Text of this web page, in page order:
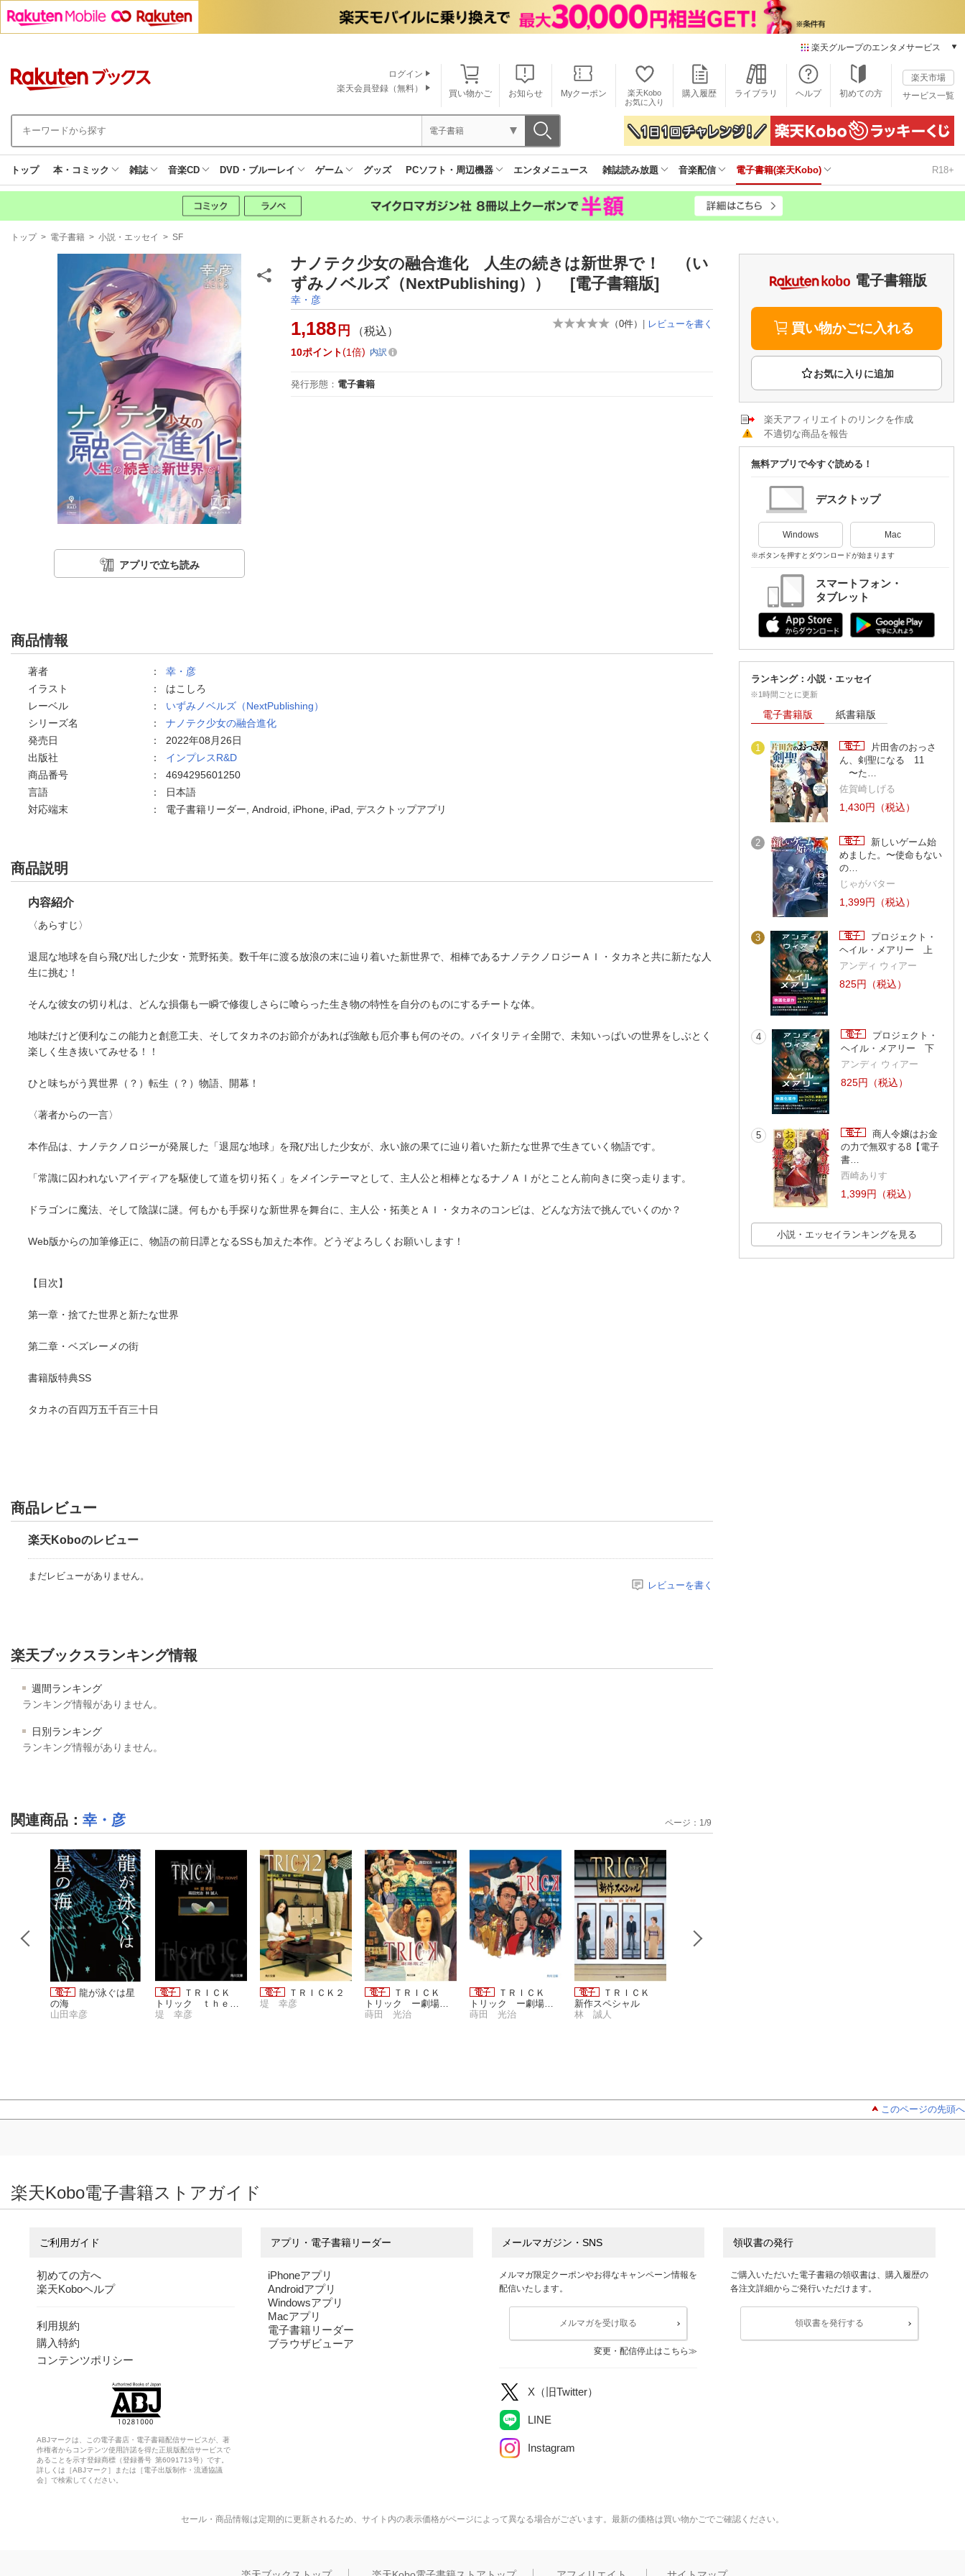
楽天グループのエンタメサービス
本/ゲーム/CD/DVD
楽天ブックス
電子書籍
楽天Kobo
雑誌読み放題
楽天ミュージック
楽天TV
Rakuten PLAY
無料テレビ
Rチャンネル
チケット
楽天チケット
推し楽
買い物かご お知らせ Myクーポン
楽天Kobo
お気に入り
購入履歴 ライブラリ ヘルプ 初めての方
楽天市場
サービス一覧
ログイン
楽天会員登録（無料）
電子書籍
トップ 本・コミック 雑誌 音楽CD DVD・ブルーレイ ゲーム グッズ PCソフト・周辺機器 エンタメニュース 雑誌読み放題 音楽配信 電子書籍(楽天Kobo) R18+
現
トップ > 電子書籍 > 小説・エッセイ > SF
アプリで立ち読み
ナノテク少女の融合進化 人生の続きは新世界で！ （い
ずみノベルズ（NextPublishing）） [電子書籍版]
幸・彦
（0件） レビューを書く
1,188 円 （税込）
10ポイント 1倍 内訳
発行形態 ： 電子書籍
商品情報
著者 ： 幸・彦
イラスト
： はこしろ
レーベル
： いずみノベルズ（NextPublishing）
シリーズ名
： ナノテク少女の融合進化
発売日
： 2022年08月26日
出版社
： インプレスR&D
商品番号
： 4694295601250
言語
：
日本語
対応端末
： 電子書籍リーダー, Android, iPhone, iPad, デスクトップアプリ
商品説明
内容紹介
〈あらすじ〉
退屈な地球を自ら飛び出した少女・荒野拓美。数千年に渡る放浪の末に辿り着いた新世界で、相棒であるナノテクノロジーＡＩ・タカネと共に新たな人
生に挑む！
そんな彼女の切り札は、どんな損傷も一瞬で修復しさらに喰らった生き物の特性を自分のものにするチートな体。
地味だけど便利なこの能力と創意工夫、そしてタカネのお節介があれば強敵も厄介事も何のその。バイタリティ全開で、未知いっぱいの世界をしぶとく
楽しく生き抜いてみせる！！
ひと味ちがう異世界（？）転生（？）物語、開幕！
〈著者からの一言〉
本作品は、ナノテクノロジーが発展した「退屈な地球」を飛び出した少女が、永い旅の果てに辿り着いた新たな世界で生きていく物語です。
「常識に囚われないアイディアを駆使して道を切り拓く」をメインテーマとして、主人公と相棒となるナノＡＩがとことん前向きに突っ走ります。
ドラゴンに魔法、そして陰謀に謎。何もかも手探りな新世界を舞台に、主人公・拓美とＡＩ・タカネのコンビは、どんな方法で挑んでいくのか？
Web版からの加筆修正に、物語の前日譚となるSSも加えた本作。どうぞよろしくお願いします！
【目次】
第一章・捨てた世界と新たな世界
第二章・ベズレーメの街
書籍版特典SS
タカネの百四万五千百三十日
商品レビュー
楽天Koboのレビュー
まだレビューがありません。
レビューを書く
楽天ブックスランキング情報
週間ランキング
ランキング情報がありません。
日別ランキング
ランキング情報がありません。
関連商品 ： 幸・彦
龍が泳ぐは星
の海
山田幸彦
ＴＲＩＣＫ
トリック ｔｈｅ
ｎｏｖｅｌ
堤 幸彦
ＴＲＩＣＫ２
堤 幸彦
ＴＲＩＣＫ
トリック ー劇場版
２ー
蒔田 光治
ＴＲＩＣＫ
トリック ー劇場版
ー
蒔田 光治
ＴＲＩＣＫ
新作スペシャル
林 誠人
ページ： 1/9
電子書籍版
買い物かごに入れる
楽天アフィリエイトのリンクを作成
不適切な商品を報告
無料アプリで今すぐ読める！
デスクトップ
Windows Mac
※ボタンを押すとダウンロードが始まります
スマートフォン・
タブレット
ランキング：小説・エッセイ
※1時間ごとに更新
電子書籍版 紙書籍版
1
片田舎のおっさ
ん、剣聖になる 11
〜た…
佐賀崎しげる
1,430円（税込）
2
新しいゲーム始
めました。〜使命もない
の…
じゃがバター
1,399円（税込）
3
プロジェクト・
ヘイル・メアリー 上
アンディ ウィアー
825円（税込）
4
プロジェクト・
ヘイル・メアリー 下
アンディ ウィアー
825円（税込）
5
商人令嬢はお金
の力で無双する8【電子
書…
西崎ありす
1,399円（税込）
小説・エッセイランキングを見る
このページの先頭へ
楽天Kobo電子書籍ストアガイド
ご利用ガイド
初めての方へ
楽天Koboヘルプ
利用規約
購入特約
コンテンツポリシー
ABJマークは、この電子書店・電子書籍配信サービスが、著
作権者からコンテンツ使用許諾を得た正規版配信サービスで
あることを示す登録商標（登録番号 第6091713号）です。
詳しくは［ABJマーク］または［電子出版制作・流通協議
会］で検索してください。
アプリ・電子書籍リーダー
iPhoneアプリ
Androidアプリ
Windowsアプリ
Macアプリ
電子書籍リーダー
ブラウザビューア
メールマガジン・SNS
メルマガ限定クーポンやお得なキャンペーン情報を
配信いたします。
メルマガを受け取る
変更・配信停止はこちら
X（旧Twitter）
LINE
Instagram
領収書の発行
ご購入いただいた電子書籍の領収書は、購入履歴の
各注文詳細からご発行いただけます。
領収書を発行する
セール・商品情報は定期的に更新されるため、サイト内の表示価格がページによって異なる場合がございます。最新の価格は買い物かごでご確認ください。